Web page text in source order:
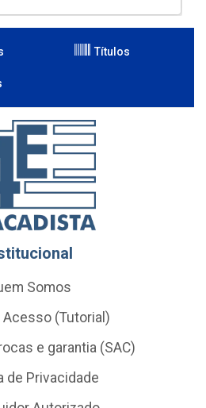
Títulos
Somos
Acesso (Tutorial)
e garantia (SAC)
de Privacidade